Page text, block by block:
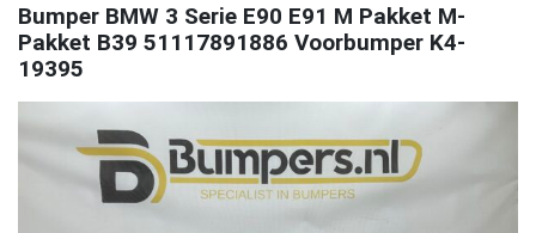
Bumper BMW 3 Serie E90 E91 M Pakket M-
Pakket B39 51117891886 Voorbumper K4-
19395